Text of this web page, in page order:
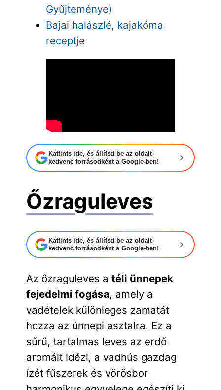
Gyűjteménye)
Bajai halászlé, kajakóma
receptje
Kattints ide, és állítsd be az oldalt
kedvenc forrásodként a Google-ben!
Őzraguleves
Kattints ide, és állítsd be az oldalt
kedvenc forrásodként a Google-ben!
Az őzraguleves a téli ünnepek
fejedelmi fogása, amely a
vadételek különleges zamatát
hozza az ünnepi asztalra. Ez a
sűrű, tartalmas leves az erdő
aromáit idézi, a vadhús gazdag
ízét fűszerek és vörösbor